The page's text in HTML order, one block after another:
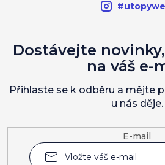
E-mail
Dostávejte
na váš e-
Přihlaste se k odběru a mějte
u nás děje.